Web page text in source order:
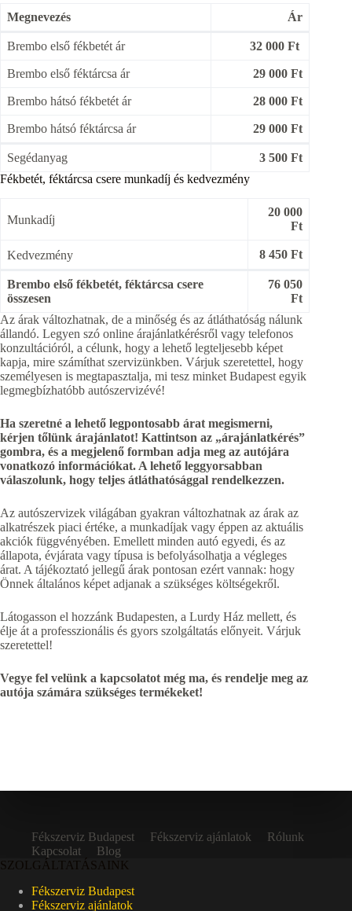
Megnevezés Ár
Brembo első fékbetét ár 32 000 Ft
Brembo első féktárcsa ár 29 000 Ft
Brembo hátsó fékbetét ár 28 000 Ft
Brembo hátsó féktárcsa ár 29 000 Ft
Segédanyag
3 500 Ft
Fékbetét, féktárcsa csere munkadíj és kedvezmény
Munkadíj
20 000
Ft
Kedvezmény 8 450 Ft
Brembo első fékbetét, féktárcsa csere
összesen
76 050
Ft
Az árak változhatnak, de a minőség és az átláthatóság nálunk
állandó. Legyen szó online árajánlatkérésről vagy telefonos
konzultációról, a célunk, hogy a lehető legteljesebb képet
kapja, mire számíthat szervizünkben. Várjuk szeretettel, hogy
személyesen is megtapasztalja, mi tesz minket Budapest egyik
legmegbízhatóbb autószervizévé!
Ha szeretné a lehető legpontosabb árat megismerni,
kérjen tőlünk árajánlatot! Kattintson az „árajánlatkérés”
gombra, és a megjelenő formban adja meg az autójára
vonatkozó információkat. A lehető leggyorsabban
válaszolunk, hogy teljes átláthatósággal rendelkezzen.
Az autószervizek világában gyakran változhatnak az árak az
alkatrészek piaci értéke, a munkadíjak vagy éppen az aktuális
akciók függvényében. Emellett minden autó egyedi, és az
állapota, évjárata vagy típusa is befolyásolhatja a végleges
árat. A tájékoztató jellegű árak pontosan ezért vannak: hogy
Önnek általános képet adjanak a szükséges költségekről.
Látogasson el hozzánk Budapesten, a Lurdy Ház mellett, és
élje át a professzionális és gyors szolgáltatás előnyeit. Várjuk
szeretettel!
Vegye fel velünk a kapcsolatot még ma, és rendelje meg az
autója számára szükséges termékeket!
Fékszerviz Budapest Fékszerviz ajánlatok
Rólunk
Kapcsolat
Blog
SZOLGÁLTATÁSAINK
Fékszerviz Budapest
Fékszerviz ajánlatok